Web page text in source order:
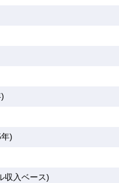
)
収入ベース)